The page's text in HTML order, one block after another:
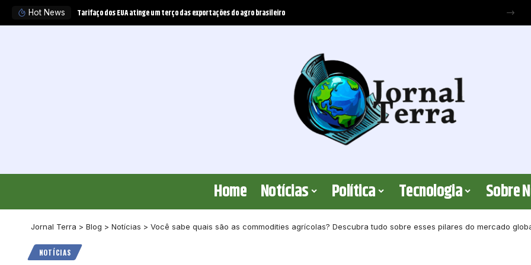
Hot News Tarifaço dos EUA atinge um terço das exportações do agro brasileiro
Home Notícias Política Tecnologia Sobre
Jornal Terra > Blog > Notícias > Você sabe quais são as commodities agrícolas? Descubra tudo sobre esses pilares do mercado
NOTÍCIAS